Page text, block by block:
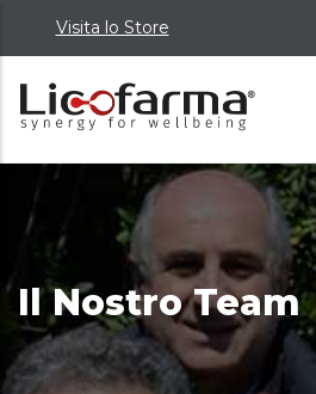
content
Visita lo Store
Il Nostro Team